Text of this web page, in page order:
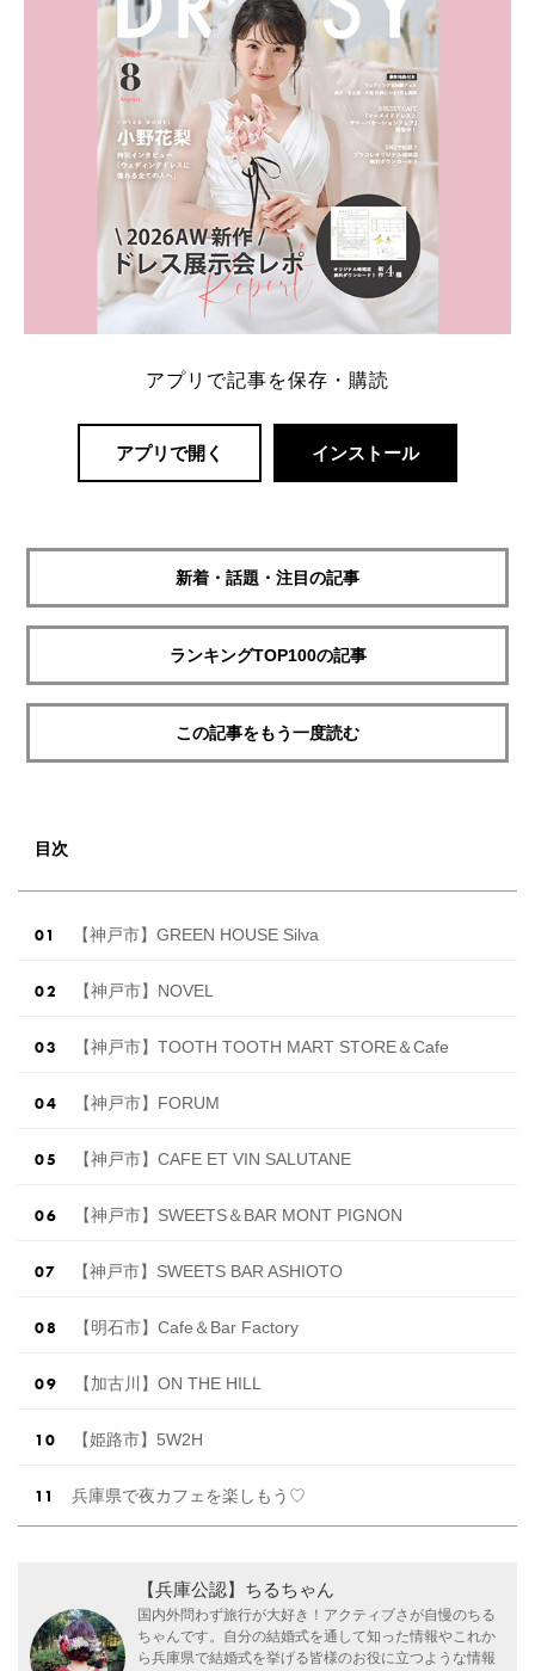
アプリで記事を保存・購読
アプリで開く インストール
新着・話題・注目の記事
ランキングTOP100の記事
この記事をもう一度読む
目次
【神戸市】GREEN HOUSE Silva
【神戸市】NOVEL
【神戸市】TOOTH TOOTH MART STORE＆Cafe
【神戸市】FORUM
【神戸市】CAFE ET VIN SALUTANE
【神戸市】SWEETS＆BAR MONT PIGNON
【神戸市】SWEETS BAR ASHIOTO
【明石市】Cafe＆Bar Factory
【加古川】ON THE HILL
【姫路市】5W2H
兵庫県で夜カフェを楽しもう♡
【兵庫公認】ちるちゃん
国内外問わず旅行が大好き！アクティブさが自慢のちる
ちゃんです。自分の結婚式を通して知った情報やこれか
ら兵庫県で結婚式を挙げる皆様のお役に立つような情報